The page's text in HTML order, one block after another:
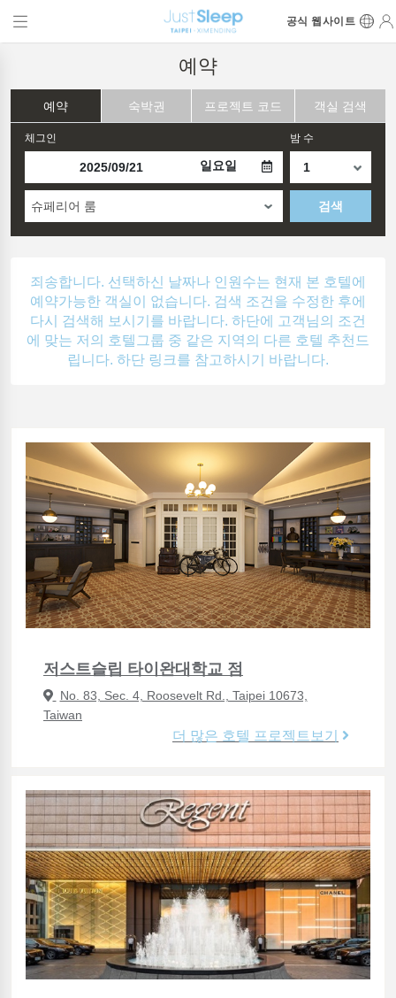
공식 웹사이트
예약
예약 숙박권 프로젝트 코드 객실 검색
체그인
일요일
밤 수
슈페리어 룸 검색
죄송합니다. 선택하신 날짜나 인원수는 현재 본 호텔에
예약가능한 객실이 없습니다. 검색 조건을 수정한 후에
다시 검색해 보시기를 바랍니다. 하단에 고객님의 조건
에 맞는 저의 호텔그룹 중 같은 지역의 다른 호텔 추천드
립니다. 하단 링크를 참고하시기 바랍니다.
저스트슬립 타이완대학교 점
No. 83, Sec. 4, Roosevelt Rd., Taipei 10673,
Taiwan
더 많은 호텔 프로젝트보기